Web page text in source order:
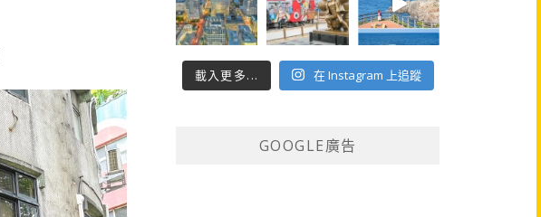
載入更多... 在 Instagram 上追蹤
GOOGLE廣告